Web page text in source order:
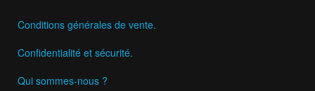
Conditions générales de vente.
Confidentialité et sécurité.
Qui sommes-nous ?